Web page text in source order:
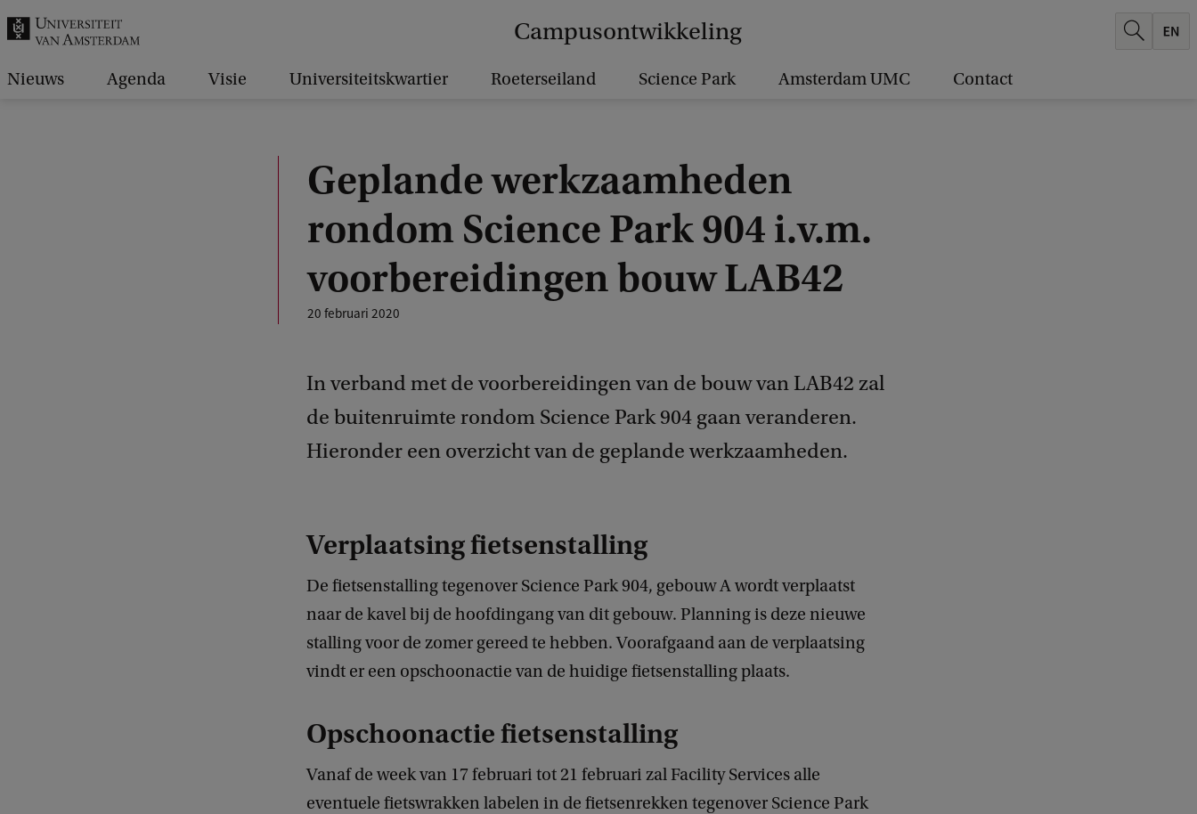
Campusontwikkeling
Nieuws Agenda Visie Universiteitskwartier Roeterseiland Science Park Amsterdam UMC Contact
Geplande werkzaamheden
rondom Science Park 904 i.v.m.
voorbereidingen bouw LAB42
20 februari 2020
In verband met de voorbereidingen van de bouw van LAB42 zal
de buitenruimte rondom Science Park 904 gaan veranderen.
Hieronder een overzicht van de geplande werkzaamheden.
Verplaatsing fietsenstalling
De fietsenstalling tegenover Science Park 904, gebouw A wordt verplaatst
naar de kavel bij de hoofdingang van dit gebouw. Planning is deze nieuwe
stalling voor de zomer gereed te hebben. Voorafgaand aan de verplaatsing
vindt er een opschoonactie van de huidige fietsenstalling plaats.
Opschoonactie fietsenstalling
Vanaf de week van 17 februari tot 21 februari zal Facility Services alle
eventuele fietswrakken labelen in de fietsenrekken tegenover Science Park